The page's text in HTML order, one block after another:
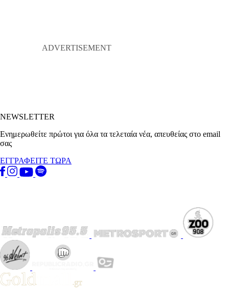
NEWSLETTER
Ενημερωθείτε πρώτοι για όλα τα τελεταία νέα, απευθείας στο email
σας
ΕΓΓΡΑΦΕΙΤΕ ΤΩΡΑ